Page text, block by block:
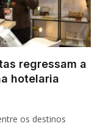
regressam a
hotelaria
os destinos